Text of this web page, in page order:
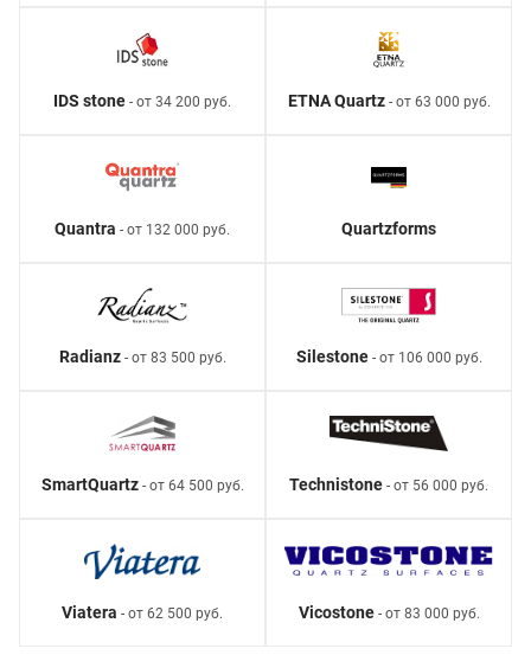
IDS stone - от 34 200 руб. ETNA Quartz- от 63 000 руб.
Quantra - от 132 000 руб. Quartzforms
Radianz- от 83 500 руб. Silestone- от 106 000 руб.
SmartQuartz- от 64 500 руб. Technistone - от 56 000 руб.
Viatera - от 62 500 руб. Vicostone- от 83 000 руб.